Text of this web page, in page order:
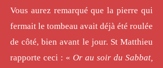
Vous aurez remarqué que la pierre qui
fermait le tombeau avait déjà été roulée
de côté, bien avant le jour. St Matthieu
rapporte ceci : « Or au soir du Sabbat,